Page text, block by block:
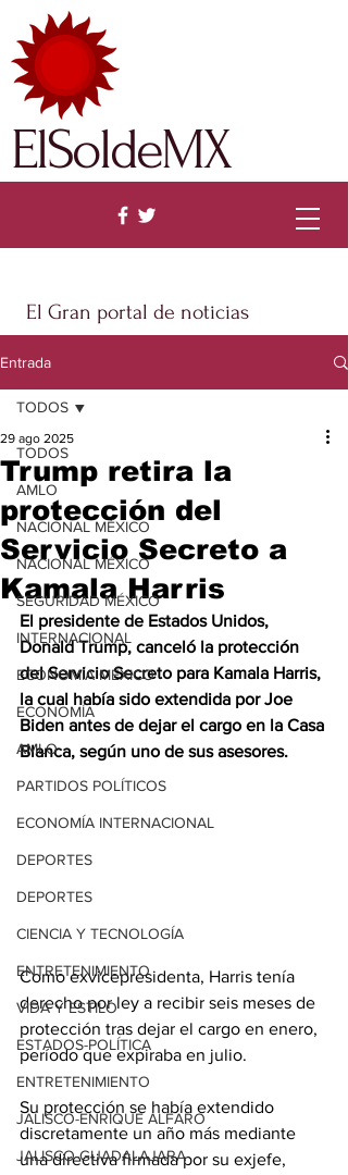
El Gran portal de noticias
ElSoldeMX
Entrada
TODOS
AMLO
NACIONAL MÉXICO
NACIONAL MÉXICO
SEGURIDAD MÉXICO
INTERNACIONAL
ECONOMÍA MÉXICO
ECONOMÍA
AMLO
PARTIDOS POLÍTICOS
ECONOMÍA INTERNACIONAL
DEPORTES
DEPORTES
CIENCIA Y TECNOLOGÍA
ENTRETENIMIENTO
VIDA Y ESTILO
ESTADOS-POLÍTICA
ENTRETENIMIENTO
JALISCO-ENRIQUE ALFARO
JALISCO-GUADALAJARA
TODOS
Trump retira la
protección del
Servicio Secreto a
Kamala Harris
29 ago 2025
El presidente de Estados Unidos,
Donald Trump, canceló la protección
del Servicio Secreto para Kamala Harris,
la cual había sido extendida por Joe
Biden antes de dejar el cargo en la Casa
Blanca, según uno de sus asesores.
Como exvicepresidenta, Harris tenía
derecho por ley a recibir seis meses de
protección tras dejar el cargo en enero,
período que expiraba en julio.
Su protección se había extendido
discretamente un año más mediante
una directiva firmada por su exjefe,